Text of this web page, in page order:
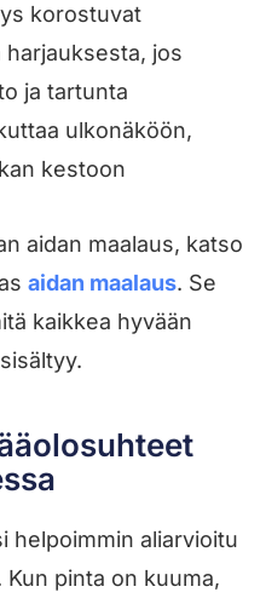
korostuvat
jos
ja tartunta
ulkonäköön,
kestoon
aidan maalaus, katso
aidan maalaus. Se
kaikkea hyvään
helpoimmin aliarvioitu
pinta on kuuma,